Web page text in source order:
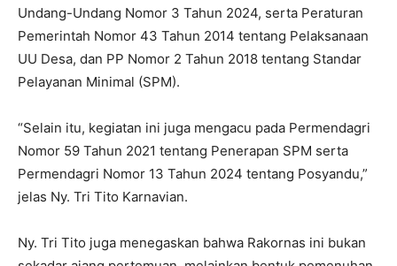
Undang-Undang Nomor 3 Tahun 2024, serta Peraturan
Pemerintah Nomor 43 Tahun 2014 tentang Pelaksanaan
UU Desa, dan PP Nomor 2 Tahun 2018 tentang Standar
Pelayanan Minimal (SPM).
“Selain itu, kegiatan ini juga mengacu pada Permendagri
Nomor 59 Tahun 2021 tentang Penerapan SPM serta
Permendagri Nomor 13 Tahun 2024 tentang Posyandu,”
jelas Ny. Tri Tito Karnavian.
Ny. Tri Tito juga menegaskan bahwa Rakornas ini bukan